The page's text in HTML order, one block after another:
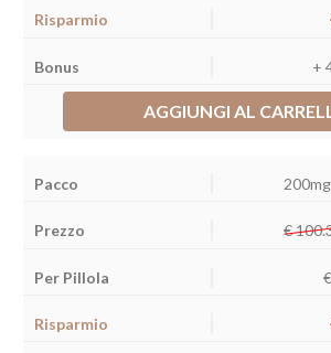
+
AGGIUNGI AL
€